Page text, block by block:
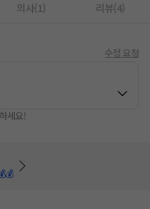
의사(1) 리뷰(4)
수정 요청
세요!